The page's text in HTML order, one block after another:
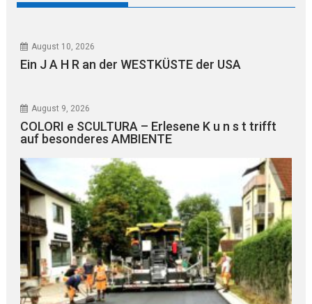
August 10, 2026
Ein J A H R an der WESTKÜSTE der USA
August 9, 2026
COLORI e SCULTURA – Erlesene K u n s t trifft
auf besonderes AMBIENTE